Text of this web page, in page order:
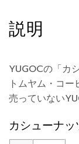
説明
YUGOCの「カ
トムヤム・コ
売っていない
カシューナ